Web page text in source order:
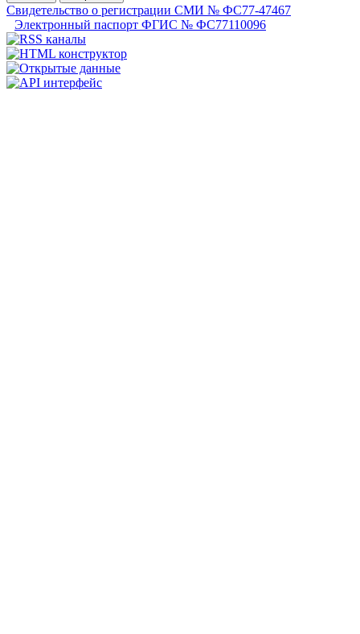
Свидетельство о регистрации СМИ № ФС77-47467
Электронный паспорт ФГИС № ФС77110096